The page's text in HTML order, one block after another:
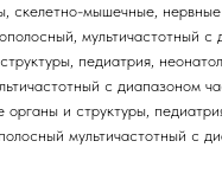
скелетно-мышечные,
педиатрия,
с
и структуры,
мультичастотный с